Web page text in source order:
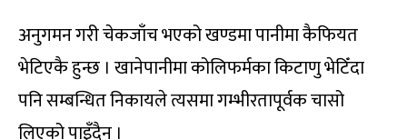
अनुगमन गरी चेकजाँच भएको खण्डमा पानीमा कैफियत
भेटिएकै हुन्छ । खानेपानीमा कोलिफर्मका किटाणु भेटिँदा
पनि सम्बन्धित निकायले त्यसमा गम्भीरतापूर्वक चासो
लिएको पाइँदैन ।